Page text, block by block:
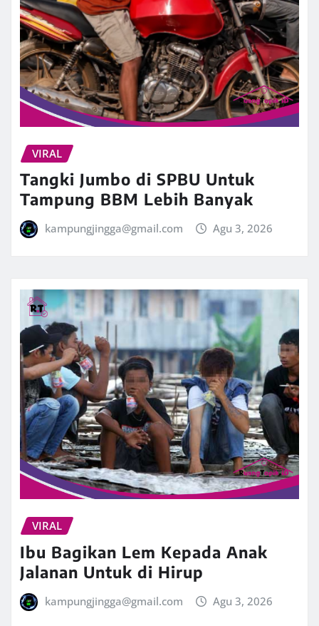
VIRAL
Tangki Jumbo di SPBU Untuk
Tampung BBM Lebih Banyak
kampungjingga@gmail.com Agu 3, 2026
VIRAL
Ibu Bagikan Lem Kepada Anak
Jalanan Untuk di Hirup
kampungjingga@gmail.com Agu 3, 2026